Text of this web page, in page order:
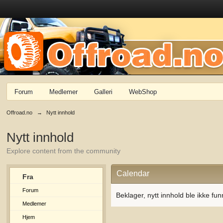
Forum Medlemer Galleri WebShop
Offroad.no → Nytt innhold
Nytt innhold
Explore content from the community
Fra
Forum
Medlemer
Hjem
Calendar
Beklager, nytt innhold ble ikke